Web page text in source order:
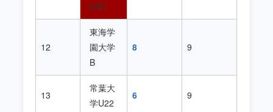
U20
12
東海学
園大学
B
8 9
13
常葉大
学U22
6 9